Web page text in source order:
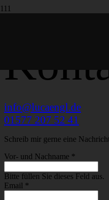
info@lucaengl.de
01577 207 52 41
Schreib mir gerne eine
Vor- und Nachname *
Bitte füllen Sie dieses Feld aus.
Email *